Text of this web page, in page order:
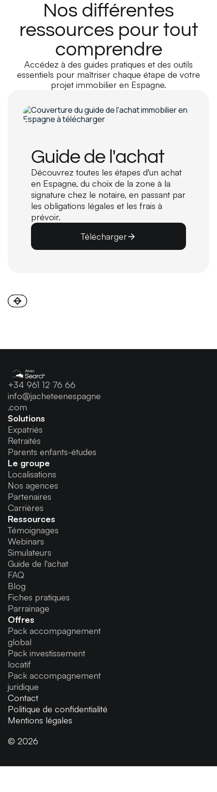
Nos différentes
ressources pour tout
comprendre
Accédez à des guides pratiques et des outils
essentiels pour maîtriser chaque étape de votre
projet immobilier en Espagne.
Guide de l'achat
Découvrez toutes les étapes d'un achat
en Espagne, du choix de la zone à la
signature chez le notaire, en passant par
les obligations légales et les frais à
prévoir.
Télécharger
+34 961 12 76 66
info@jacheteenespagne
.com
Solutions
Expatriés
Retraités
Parents enfants-études
Le groupe
Localisations
Nos agences
Partenaires
Carrières
Ressources
Témoignages
Webinars
Simulateurs
Guide de l'achat
FAQ
Blog
Fiches pratiques
Parrainage
Offres
Pack accompagnement
global
Pack investissement
locatif
Pack accompagnement
juridique
© 2026
Contact
Politique de confidentialité
Mentions légales